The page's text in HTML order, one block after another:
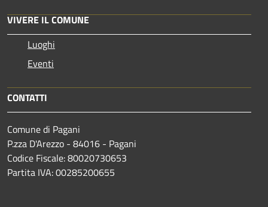
VIVERE IL COMUNE
Luoghi
Eventi
CONTATTI
Comune di Pagani
P.zza D'Arezzo - 84016 - Pagani
Codice Fiscale: 80020730653
Partita IVA: 00285200655